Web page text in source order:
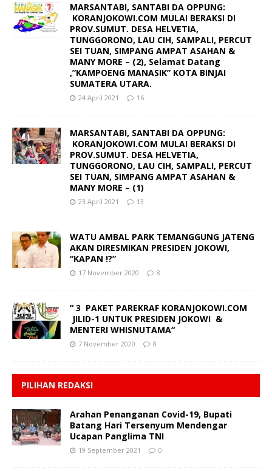
MARSANTABI, SANTABI DA OPPUNG:
KORANJOKOWI.COM MULAI BERAKSI DI
PROV.SUMUT. DESA HELVETIA,
TUNGGORONO, LAU CIH, SAMPALI, PERCUT
SEI TUAN, SIMPANG AMPAT ASAHAN &
MANY MORE – (2), Selamat Datang
,”KAMPOENG MANASIK” KOTA BINJAI
SUMATERA UTARA.
24 April 2021 16
MARSANTABI, SANTABI DA OPPUNG:
KORANJOKOWI.COM MULAI BERAKSI DI
PROV.SUMUT. DESA HELVETIA,
TUNGGORONO, LAU CIH, SAMPALI, PERCUT
SEI TUAN, SIMPANG AMPAT ASAHAN &
MANY MORE – (1)
23 April 2021 13
WATU AMBAL PARK TEMANGGUNG JATENG
AKAN DIRESMIKAN PRESIDEN JOKOWI,
“KAPAN !?”
17 November 2020 8
“ 3 PAKET PAREKRAF KORANJOKOWI.COM
JILID-1 UNTUK PRESIDEN JOKOWI &
MENTERI WHISNUTAMA“
7 November 2020 8
PILIHAN REDAKSI
Arahan Penanganan Covid-19, Bupati
Batang Hari Tersenyum Mendengar
Ucapan Panglima TNI
19 September 2021 0